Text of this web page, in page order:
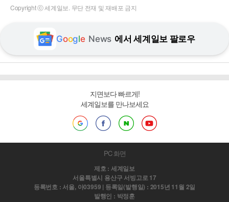
Copyright ⓒ 세계일보. 무단 전재 및 재배포 금지
Google News 에서 세계일보 팔로우
지면보다 빠르게!
세계일보를 만나보세요
PC 화면
제호 : 세계일보
서울특별시 용산구 서빙고로 17
등록번호 : 서울, 아03959 | 등록일(발행일) : 2015년 11월 2일
발행인 : 박정훈